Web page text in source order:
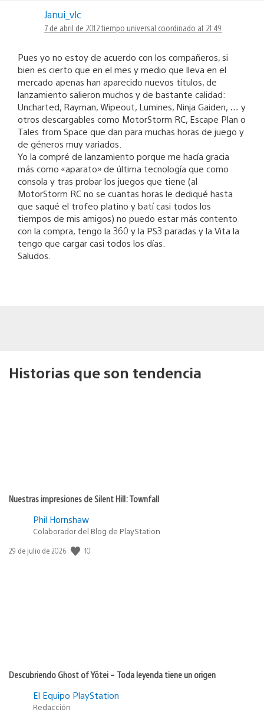
Janui_vlc
7 de abril de 2012 tiempo universal coordinado at 21:49
Pues yo no estoy de acuerdo con los compañeros, si
bien es cierto que en el mes y medio que lleva en el
mercado apenas han aparecido nuevos títulos, de
lanzamiento salieron muchos y de bastante calidad:
Uncharted, Rayman, Wipeout, Lumines, Ninja Gaiden, … y
otros descargables como MotorStorm RC, Escape Plan o
Tales from Space que dan para muchas horas de juego y
de géneros muy variados.
Yo la compré de lanzamiento porque me hacía gracia
más como «aparato» de última tecnología que como
consola y tras probar los juegos que tiene (al
MotorStorm RC no se cuantas horas le dediqué hasta
que saqué el trofeo platino y batí casi todos los
tiempos de mis amigos) no puedo estar más contento
con la compra, tengo la 360 y la PS3 paradas y la Vita la
tengo que cargar casi todos los días.
Saludos.
Historias que son tendencia
Nuestras impresiones de Silent Hill: Townfall
Phil Hornshaw
Colaborador del Blog de PlayStation
Fecha
29 de julio de 2026 10
Descubriendo Ghost of Yōtei – Toda leyenda tiene un origen
El Equipo PlayStation
Redacción